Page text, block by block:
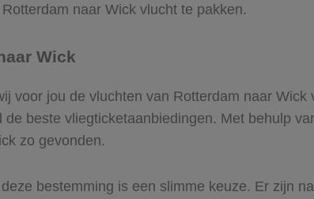
naar Wick vlucht te pakken.
Wick
voor jou de vluchten van Rotterdam naar
beste vliegticketaanbiedingen. Met behulp
zo gevonden.
bestemming is een slimme keuze. Er zijn